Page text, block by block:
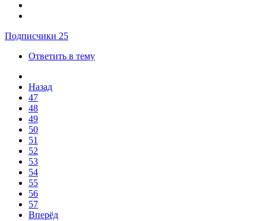
Подписчики 25
Ответить в тему
Назад
47
48
49
50
51
52
53
54
55
56
57
Вперёд